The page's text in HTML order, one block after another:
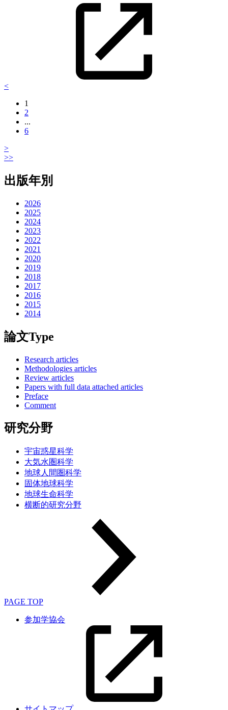
<
1
2
...
6
>
>>
出版年別
2026
2025
2024
2023
2022
2021
2020
2019
2018
2017
2016
2015
2014
論文Type
Research articles
Methodologies articles
Review articles
Papers with full data attached articles
Preface
Comment
研究分野
宇宙惑星科学
大気水圏科学
地球人間圏科学
固体地球科学
地球生命科学
横断的研究分野
PAGE TOP
参加学協会